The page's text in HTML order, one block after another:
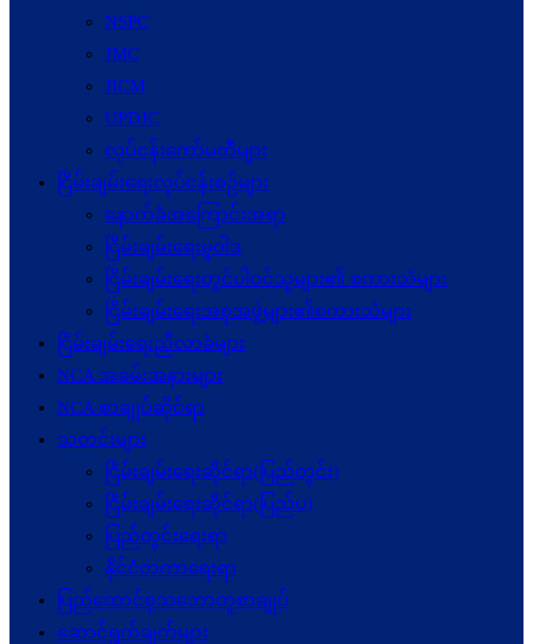
NSPC
JMC
JICM
UPDJC
လုပ်ငန်းကော်မတီများ
ငြိမ်းချမ်းရေးလုပ်ငန်းစဉ်များ
နောက်ခံအကြောင်းအရာ
ငြိမ်းချမ်းရေးမူဝါဒ
ငြိမ်းချမ်းရေးတွင်ပါဝင်သူများ၏ စကားသံများ
ငြိမ်းချမ်းရေးအစုအဖွဲ့များ၏စကားသံများ
ငြိမ်းချမ်းရေးညီလာခံများ
NCA အခမ်းအနားများ
NCA စာချုပ်ဆိုင်ရာ
သတင်းများ
ငြိမ်းချမ်းရေးဆိုင်ရာ(ပြည်တွင်း)
ငြိမ်းချမ်းရေးဆိုင်ရာ(ပြည်ပ)
ပြည်တွင်းရေးရာ
နိုင်ငံတကာရေးရာ
ပြည်ထောင်စုသဘောတူစာချုပ်
ဆောင်ရွက်ချက်များ